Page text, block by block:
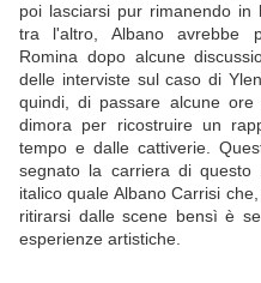
poi lasciarsi pur rimanendo in
tra l'altro, Albano avrebbe
Romina dopo alcune
delle interviste sul caso di
quindi, di passare alcune
dimora per ricostruire un
tempo e dalle cattiverie.
segnato la carriera di
italico quale Albano Carrisi
ritirarsi dalle scene bensì è
esperienze artistiche.